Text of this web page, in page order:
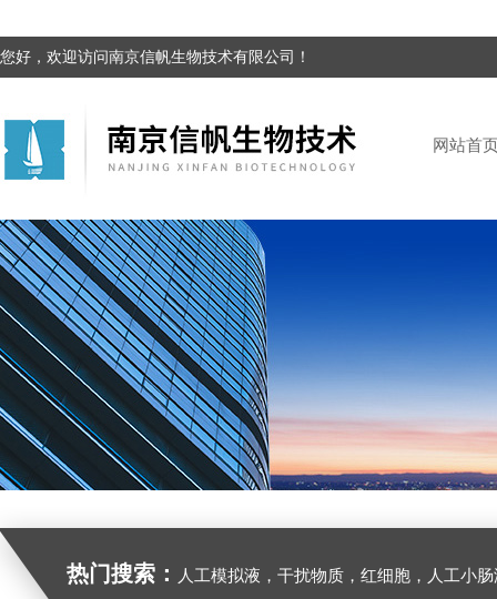
您好，欢迎访问南京信帆生物技术有限公司！
网站首
热门搜索： 人工模拟液，干扰物质，红细胞，人工小